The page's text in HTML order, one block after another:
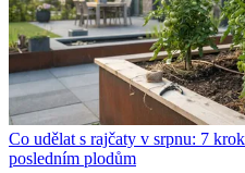
Co udělat s rajčaty v srpnu: 7
posledním plodům